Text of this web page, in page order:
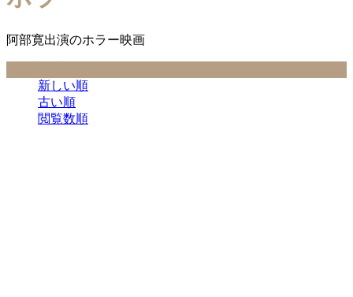
阿部寛出演のホラー映画
新しい順
古い順
閲覧数順